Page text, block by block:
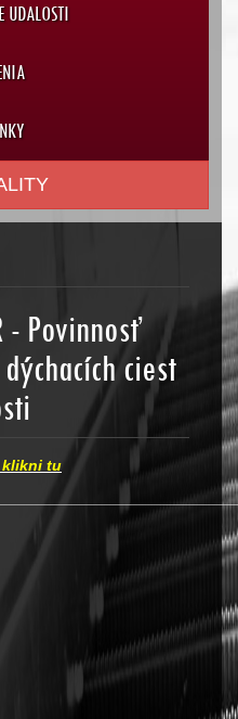
UDALOSTI
- Povinnosť
ciest
klikni tu